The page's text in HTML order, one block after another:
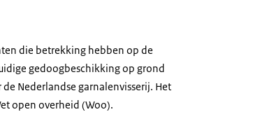
die betrekking hebben op de
gedoogbeschikking op grond
Nederlandse garnalenvisserij. Het
open overheid (Woo).